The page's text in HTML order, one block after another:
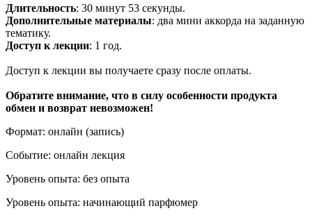
Длительность: 30 минут 53 секунды.
Дополнительные материалы: два мини аккорда на заданную
тематику.
Доступ к лекции: 1 год.
Доступ к лекции вы получаете сразу после оплаты.
Обратите внимание, что в силу особенности продукта
обмен и возврат невозможен!
Формат: онлайн (запись)
Событие: онлайн лекция
Уровень опыта: без опыта
Уровень опыта: начинающий парфюмер